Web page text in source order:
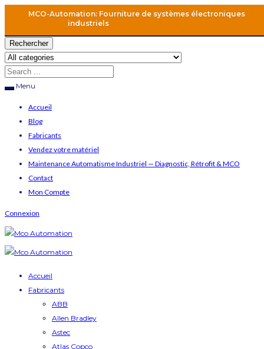
MCO-Automation: Fourniture de systèmes électroniques
industriels
Rechercher
Menu
Accueil
Blog
Fabricants
Vendez votre matériel
Maintenance Automatisme Industriel — Diagnostic, Rétrofit & MCO
Contact
Mon Compte
Connexion
Accueil
Fabricants
ABB
Allen Bradley
Astec
Atlas Copco